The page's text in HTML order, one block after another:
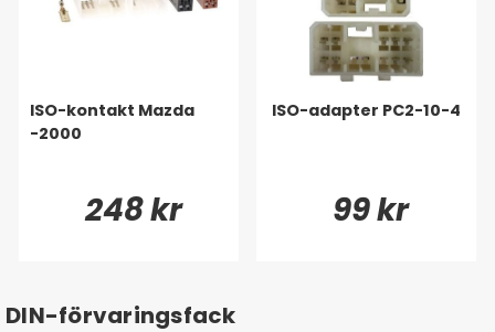
ISO-kontakt Mazda
-2000
248 kr
ISO-adapter PC2-10-4
99 kr
DIN-förvaringsfack